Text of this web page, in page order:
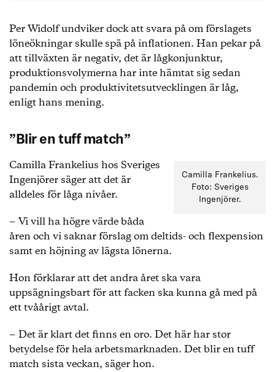
Per Widolf undviker dock att svara på om förslagets
löneökningar skulle spä på inflationen. Han pekar på
att tillväxten är negativ, det är lågkonjunktur,
produktionsvolymerna har inte hämtat sig sedan
pandemin och produktivitetsutvecklingen är låg,
enligt hans mening.
”Blir en tuff match”
Camilla Frankelius.
Foto: Sveriges
Ingenjörer.
Camilla Frankelius hos Sveriges
Ingenjörer säger att det är
alldeles för låga nivåer.
− Vi vill ha högre värde båda
åren och vi saknar förslag om deltids- och flexpension
samt en höjning av lägsta lönerna.
Hon förklarar att det andra året ska vara
uppsägningsbart för att facken ska kunna gå med på
ett tvåårigt avtal.
− Det är klart det finns en oro. Det här har stor
betydelse för hela arbetsmarknaden. Det blir en tuff
match sista veckan, säger hon.